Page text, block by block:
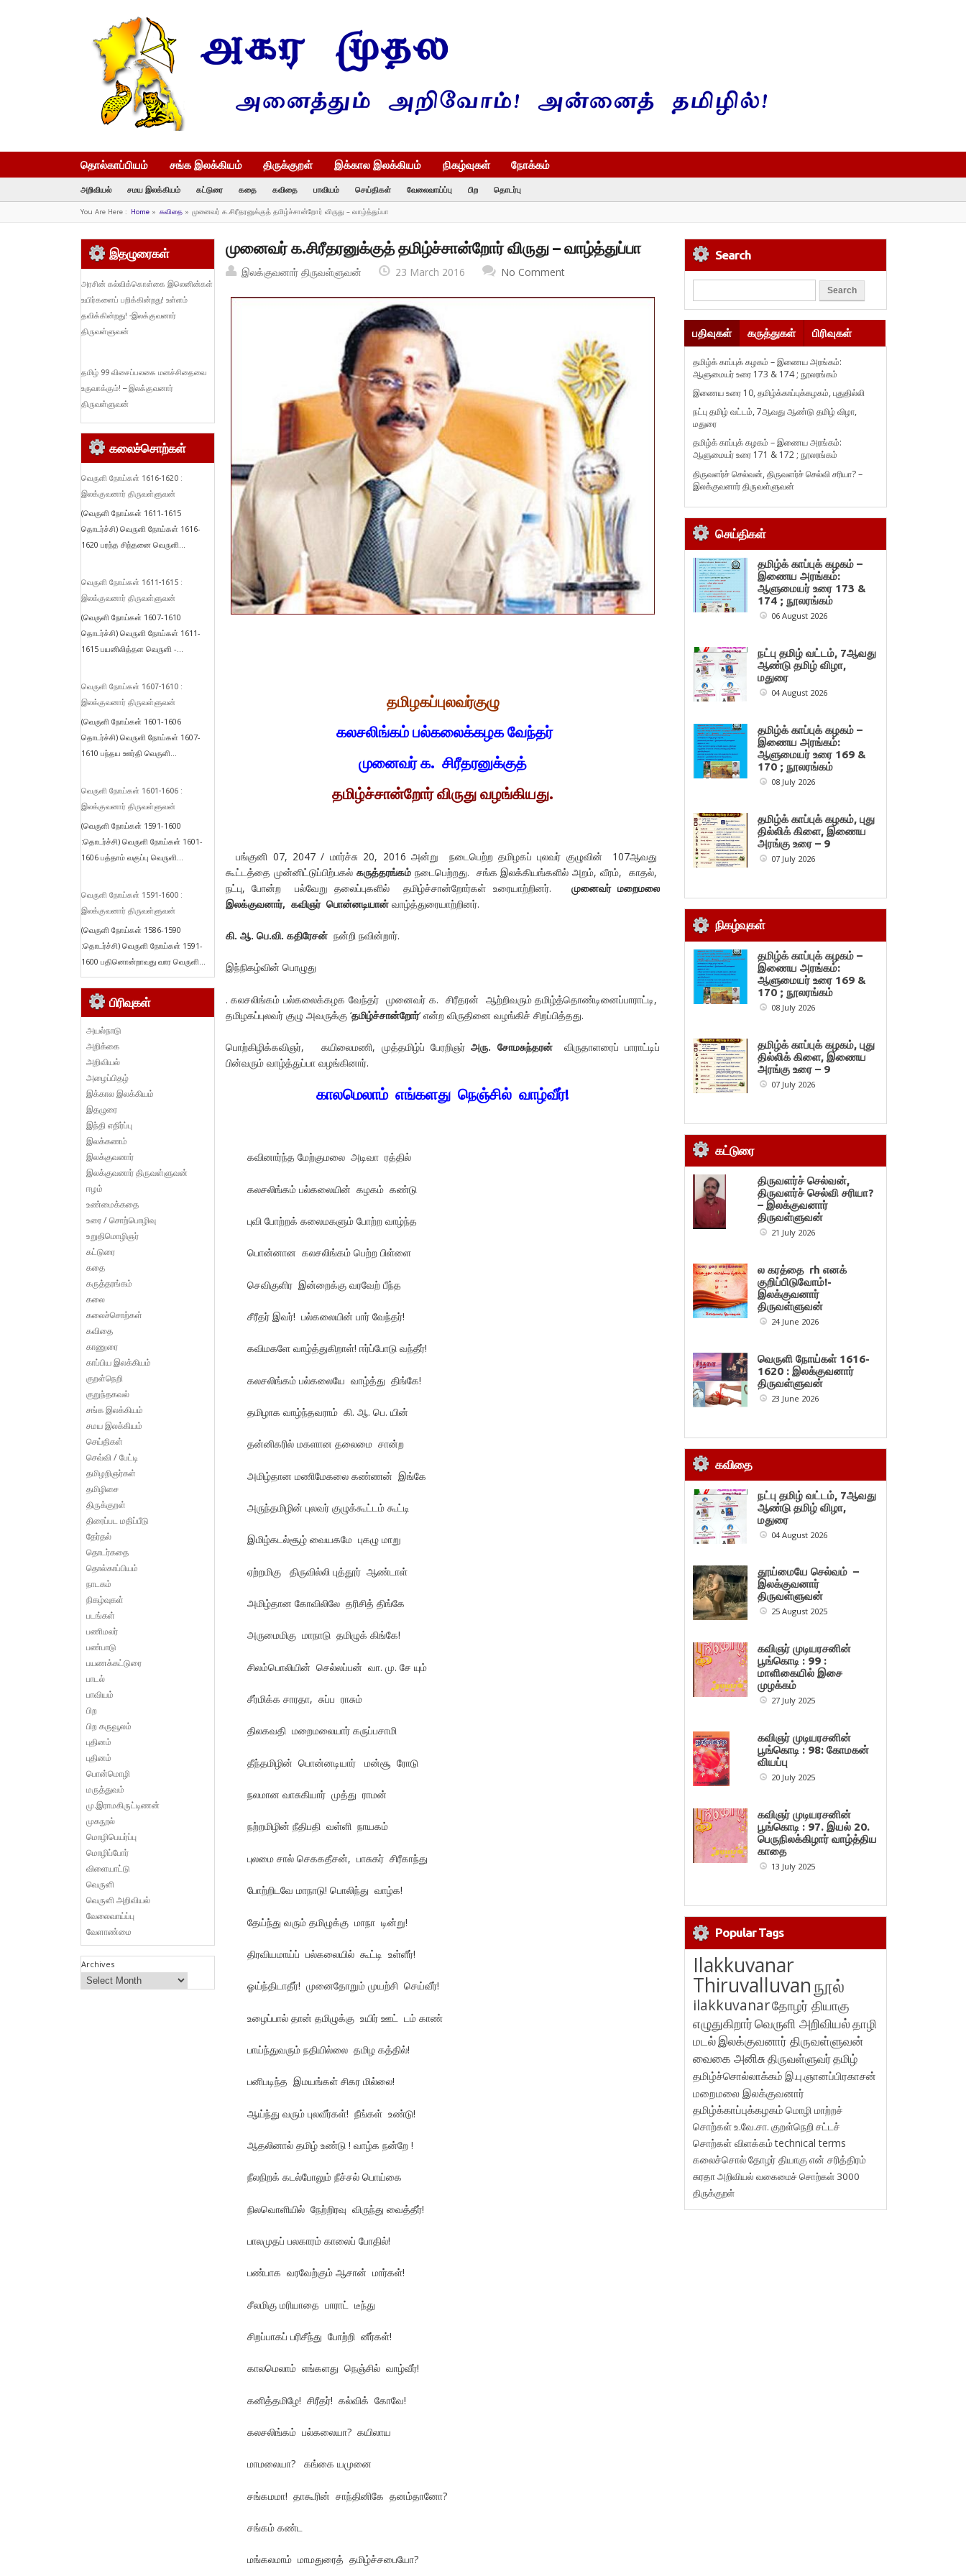
தொல்காப்பியம் சங்க இலக்கியம் திருக்குறள் இக்கால இலக்கியம் நிகழ்வுகள் நோக்கம்
அறிவியல் சமய இலக்கியம் கட்டுரை கதை கவிதை பாவியம் செய்திகள் வேலைவாய்ப்பு பிற தொடர்பு
You Are Here : Home» கவிதை» முனைவர் க.சிரீதரனுக்குத் தமிழ்ச்சான்றோர் விருது – வாழ்த்துப்பா
முனைவர் க.சிரீதரனுக்குத் தமிழ்ச்சான்றோர் விருது – வாழ்த்துப்பா
இலக்குவனார் திருவள்ளுவன் 23 March 2016 No Comment
தமிழகப்புலவர்குழு
கலசலிங்கம் பல்கலைக்கழக வேந்தர்
முனைவர் க. சிரீதரனுக்குத்
தமிழ்ச்சான்றோர் விருது வழங்கியது.
பங்குனி 07, 2047 / மார்ச்சு 20, 2016 அன்று நடைபெற்ற தமிழகப் புலவர் குழுவின் 107ஆவது
கூட்டத்தை முன்னிட்டுப்பிற்பகல் கருத்தரங்கம்நடைபெற்றது. சங்க இலக்கியங்களில் அறம், வீரம், காதல்,
நட்பு, போன்ற பல்வேறு தலைப்புகளில் தமிழ்ச்சான்றோர்கள் உரையாற்றினர். முனைவர் மறைமலை
இலக்குவனார், கவிஞர் பொன்னடியான்வாழ்த்துரையாற்றினர்.
கி. ஆ. பெ.வி. கதிரேசன்நன்றி நவின்றார்.
இந்நிகழ்வின் பொழுது
. கலசலிங்கம் பல்கலைக்கழக வேந்தர் முனைவர் க. சிரீதரன் ஆற்றிவரும் தமிழ்த்தொண்டினைப்பாராட்டி,
தமிழகப்புலவர் குழு அவருக்கு ‘தமிழ்ச்சான்றோர்‘ என்ற விருதினை வழங்கிச் சிறப்பித்தது.
பொற்கிழிக்கவிஞர், கயிலைமணி, முத்தமிழ்ப் பேரறிஞர்அரு. சோமசுந்தரன்விருதாளரைப் பாராட்டிப்
பின்வரும் வாழ்த்துப்பா வழங்கினார்.
காலமெலாம் எங்களது நெஞ்சில் வாழ்வீர்!
கவினார்ந்த மேற்குமலை அடிவா ரத்தில்
கலசலிங்கம் பல்கலையின் கழகம் கண்டு
புவி போற்றக் கலைமகளும் போற்ற வாழ்ந்த
பொன்னான கலசலிங்கம் பெற்ற பிள்ளை
செவிகுளிர இன்றைக்கு வரவேற் பீந்த
சீரீதர் இவர்! பல்கலையின் பார் வேந்தர்!
கவிமகளே வாழ்த்துகிறாள்! ஈர்ப்போடு வந்தீர்!
கலசலிங்கம் பல்கலையே வாழ்த்து திங்கே!
தமிழாக வாழ்ந்தவராம் கி. ஆ. பெ. யின்
தன்னிகரில் மகளான தலைமை சான்ற
அமிழ்தான மணிமேகலை கண்ணன் இங்கே
அருந்தமிழின் புலவர் குழுக்கூட்டம் கூட்டி
இமிழ்கடல்சூழ் வையகமே புகழு மாறு
ஏற்றமிகு திருவில்லி புத்தூர் ஆண்டாள்
அமிழ்தான கோவிலிலே தரிசித் திங்கே
அருமைமிகு மாநாடு தமிழுக் கிங்கே!
சிலம்பொலியின் செல்லப்பன் வா. மு. சே யும்
சீர்மிக்க சாரதா, சுப்ப ராசும்
திலகவதி மறைமலையார் கருப்பசாமி
தீந்தமிழின் பொன்னடியார் மன்சூ ரோடு
நலமான வாசுகியார் முத்து ராமன்
நற்றமிழின் நீதிபதி வள்ளி நாயகம்
புலமை சால் செககதீசன், பாசுகர் சிரீகாந்து
போற்றிடவே மாநாடு! பொலிந்து வாழ்க!
தேய்ந்து வரும் தமிழுக்கு மாநா டின்று!
திரவியமாய்ப் பல்கலையில் கூட்டி உள்ளீர்!
ஓய்ந்திடாதீர்! முனைதோறும் முயற்சி செய்வீர்!
உழைப்பால் தான் தமிழுக்கு உயிர் ஊட் டம் காண்
பாய்ந்துவரும் நதியில்லை தமிழ கத்தில்!
பனிபடிந்த இமயங்கள் சிகர மில்லை!
ஆய்ந்து வரும் புலவீர்கள்! நீங்கள் உண்டு!
ஆதலினால் தமிழ் உண்டு ! வாழ்க நன்றே !
நீலநிறக் கடல்போலும் நீச்சல் பொய்கை
நிலவொளியில் நேற்றிரவு விருந்து வைத்தீர்!
பாலமுதப் பலகாரம் காலைப் போதில்!
பண்பாக வரவேற்கும் ஆசான் மார்கள்!
சீலமிகு மரியாதை பாராட் டீந்து
சிறப்பாகப் பரிசீந்து போற்றி னீர்கள்!
காலமெலாம் எங்களது நெஞ்சில் வாழ்வீர்!
கனித்தமிழே! சிரீதர்! கல்விக் கோவே!
கலசலிங்கம் பல்கலையா? கயிலாய
மாமலையா? கங்கை யமுனை
சங்கமமா! தாகூரின் சாந்தினிகே தனம்தானோ?
சங்கம் கண்ட
மங்கலமாம் மாமதுரைத் தமிழ்ச்சபையோ?
இதழுரைகள்
அரசின் கல்விக்கொள்கை இலெனின்கள்
உயிர்களைப் பறிக்கின்றது! உள்ளம்
தவிக்கின்றது! -இலக்குவனார்
திருவள்ளுவன்
தமிழ் 99 விசைப்பலகை மனச்சிதைவை
உருவாக்கும்! – இலக்குவனார்
திருவள்ளுவன்
கலைச்சொற்கள்
வெருளி நோய்கள் 1616-1620 :
இலக்குவனார் திருவள்ளுவன்
(வெருளி நோய்கள் 1611-1615
தொடர்ச்சி) வெருளி நோய்கள் 1616-
1620 பரந்த சிந்தனை வெருளி...
வெருளி நோய்கள் 1611-1615 :
இலக்குவனார் திருவள்ளுவன்
(வெருளி நோய்கள் 1607-1610
தொடர்ச்சி) வெருளி நோய்கள் 1611-
1615 பயனிலித்தள வெருளி -...
வெருளி நோய்கள் 1607-1610 :
இலக்குவனார் திருவள்ளுவன்
(வெருளி நோய்கள் 1601-1606
தொடர்ச்சி) வெருளி நோய்கள் 1607-
1610 பந்தய ஊர்தி வெருளி...
வெருளி நோய்கள் 1601-1606 :
இலக்குவனார் திருவள்ளுவன்
(வெருளி நோய்கள் 1591-1600
:தொடர்ச்சி) வெருளி நோய்கள் 1601-
1606 பத்தாம் வகுப்பு வெருளி...
வெருளி நோய்கள் 1591-1600 :
இலக்குவனார் திருவள்ளுவன்
(வெருளி நோய்கள் 1586-1590
:தொடர்ச்சி) வெருளி நோய்கள் 1591-
1600 பதினொன்றாவது வார வெருளி...
பிரிவுகள்
அயல்நாடு
அறிக்கை
அறிவியல்
அழைப்பிதழ்
இக்கால இலக்கியம்
இதழுரை
இந்தி எதிர்ப்பு
இலக்கணம்
இலக்குவனார்
இலக்குவனார் திருவள்ளுவன்
ஈழம்
உண்மைக்கதை
உரை / சொற்பொழிவு
உறுதிமொழிஞர்
கட்டுரை
கதை
கருத்தரங்கம்
கலை
கலைச்சொற்கள்
கவிதை
காணுரை
காப்பிய இலக்கியம்
குறள்நெறி
குறுந்தகவல்
சங்க இலக்கியம்
சமய இலக்கியம்
செய்திகள்
செவ்வி / பேட்டி
தமிழறிஞர்கள்
தமிழிசை
திருக்குறள்
திரைப்பட மதிப்பீடு
தேர்தல்
தொடர்கதை
தொல்காப்பியம்
நாடகம்
நிகழ்வுகள்
படங்கள்
பணிமலர்
பண்பாடு
பயணக்கட்டுரை
பாடல்
பாவியம்
பிற
பிற கருவூலம்
புதினம்
புதினம்
பொன்மொழி
மருத்துவம்
மு.இராமகிருட்டிணன்
முகநூல்
மொழிபெயர்ப்பு
மொழிப்போர்
விளையாட்டு
வெருளி
வெருளி அறிவியல்
வேலைவாய்ப்பு
வேளாண்மை
Archives
Search
பதிவுகள் கருத்துகள் பிரிவுகள்
தமிழ்க் காப்புக் கழகம் – இணைய அரங்கம்:
ஆளுமையர் உரை 173 & 174 ; நூலரங்கம்
இணைய உரை 10, தமிழ்க்காப்புக்கழகம், புதுதில்லி
நட்பு தமிழ் வட்டம், 7ஆவது ஆண்டு தமிழ் விழா,
மதுரை
தமிழ்க் காப்புக் கழகம் – இணைய அரங்கம்:
ஆளுமையர் உரை 171 & 172 ; நூலரங்கம்
திருவளர்ச் செல்வன், திருவளர்ச் செல்வி சரியா? –
இலக்குவனார் திருவள்ளுவன்
செய்திகள்
தமிழ்க் காப்புக் கழகம் –
இணைய அரங்கம்:
ஆளுமையர் உரை 173 &
174 ; நூலரங்கம்
06 August 2026
நட்பு தமிழ் வட்டம், 7ஆவது
ஆண்டு தமிழ் விழா,
மதுரை
04 August 2026
தமிழ்க் காப்புக் கழகம் –
இணைய அரங்கம்:
ஆளுமையர் உரை 169 &
170 ; நூலரங்கம்
08 July 2026
தமிழ்க் காப்புக் கழகம், புது
தில்லிக் கிளை, இணைய
அரங்கு உரை – 9
07 July 2026
நிகழ்வுகள்
தமிழ்க் காப்புக் கழகம் –
இணைய அரங்கம்:
ஆளுமையர் உரை 169 &
170 ; நூலரங்கம்
08 July 2026
தமிழ்க் காப்புக் கழகம், புது
தில்லிக் கிளை, இணைய
அரங்கு உரை – 9
07 July 2026
கட்டுரை
திருவளர்ச் செல்வன்,
திருவளர்ச் செல்வி சரியா?
– இலக்குவனார்
திருவள்ளுவன்
21 July 2026
ல கரத்தை rh எனக்
குறிப்பிடுவோம்!-
இலக்குவனார்
திருவள்ளுவன்
24 June 2026
வெருளி நோய்கள் 1616-
1620 : இலக்குவனார்
திருவள்ளுவன்
23 June 2026
கவிதை
நட்பு தமிழ் வட்டம், 7ஆவது
ஆண்டு தமிழ் விழா,
மதுரை
04 August 2026
தூய்மையே செல்வம் –
இலக்குவனார்
திருவள்ளுவன்
25 August 2025
கவிஞர் முடியரசனின்
பூங்கொடி : 99 :
மாளிகையில் இசை
முழக்கம்
27 July 2025
கவிஞர் முடியரசனின்
பூங்கொடி : 98: கோமகன்
வியப்பு
20 July 2025
கவிஞர் முடியரசனின்
பூங்கொடி : 97. இயல் 20.
பெருநிலக்கிழார் வாழ்த்திய
காதை
13 July 2025
Popular Tags
Ilakkuvanar
Thiruvalluvanநூல்
ilakkuvanarதோழர் தியாகு
எழுதுகிறார்வெருளி அறிவியல்தாழி
மடல்இலக்குவனார் திருவள்ளுவன்
வைகை அனிசுதிருவள்ளுவர்தமிழ்
தமிழ்ச்சொல்லாக்கம் இ.பு.ஞானப்பிரகாசன்
மறைமலை இலக்குவனார்
தமிழ்க்காப்புக்கழகம் மொழி மாற்றச்
சொற்கள்உ.வே.சா. குறள்நெறி சட்டச்
சொற்கள் விளக்கம்technical terms
கலைச்சொல்தோழர் தியாகுஎன் சரித்திரம்
சுரதாஅறிவியல் வகைமைச் சொற்கள் 3000
திருக்குறள்